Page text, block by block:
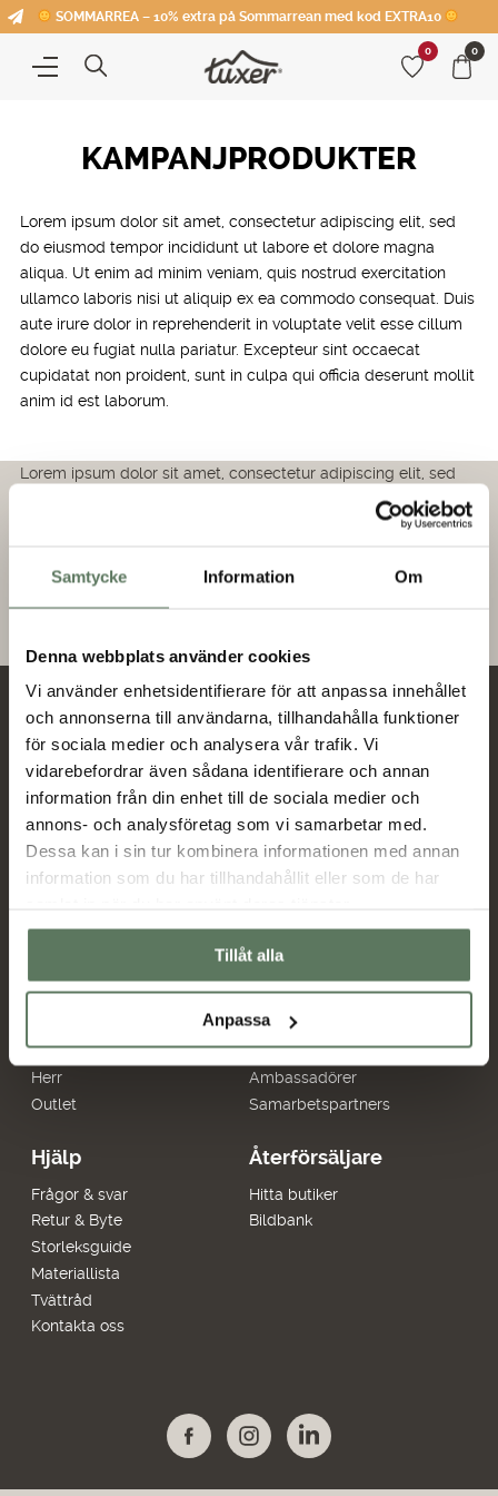
Samtycke Information Om
Denna webbplats använder cookies
Vi använder enhetsidentifierare för att anpassa innehållet
och annonserna till användarna, tillhandahålla funktioner
för sociala medier och analysera vår trafik. Vi
vidarebefordrar även sådana identifierare och annan
information från din enhet till de sociala medier och
annons- och analysföretag som vi samarbetar med.
Dessa kan i sin tur kombinera informationen med annan
information som du har tillhandahållit eller som de har
Tillåt alla
Anpassa
SOMMARREA – 10% extra på Sommarrean med kod EXTRA10
0 0
KAMPANJPRODUKTER
Lorem ipsum dolor sit amet, consectetur adipiscing elit, sed
do eiusmod tempor incididunt ut labore et dolore magna
aliqua. Ut enim ad minim veniam, quis nostrud exercitation
ullamco laboris nisi ut aliquip ex ea commodo consequat. Duis
aute irure dolor in reprehenderit in voluptate velit esse cillum
dolore eu fugiat nulla pariatur. Excepteur sint occaecat
cupidatat non proident, sunt in culpa qui officia deserunt mollit
anim id est laborum.
Lorem ipsum dolor sit amet, consectetur adipiscing elit, sed
do eiusmod tempor incididunt ut labore et dolore magna
aliqua. Ut enim ad minim veniam, quis nostrud exercitation
aute irure dolor in reprehenderit in voluptate velit esse cillum
anim id est laborum.
Huvudmeny
Dam
Herr
Outlet
Information
Miljö & hållbarhet
Allmänna villkor
Ambassadörer
Samarbetspartners
Hjälp
Frågor & svar
Retur & Byte
Storleksguide
Materiallista
Tvättråd
Kontakta oss
Återförsäljare
Hitta butiker
Bildbank
Nyheter och erbjudanden